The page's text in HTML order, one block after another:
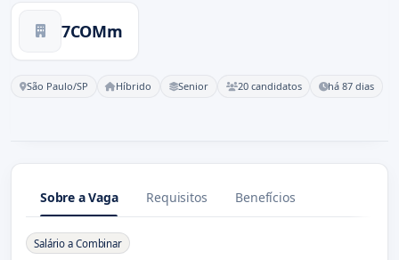
7COMm
São Paulo/SP Híbrido Senior 20 candidatos há 87 dias
Sobre a Vaga Requisitos Benefícios
Sobre a Vaga
Salário a Combinar